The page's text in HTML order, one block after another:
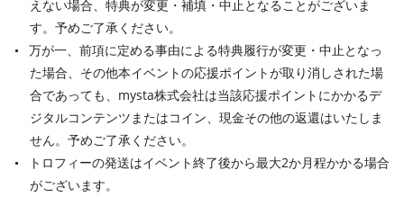
えない場合、特典が変更・補填・中止となることがございま
す。予めご了承ください。
万が一、前項に定める事由による特典履行が変更・中止となっ
た場合、その他本イベントの応援ポイントが取り消しされた場
合であっても、mysta株式会社は当該応援ポイントにかかるデ
ジタルコンテンツまたはコイン、現金その他の返還はいたしま
せん。予めご了承ください。
トロフィーの発送はイベント終了後から最大2か月程かかる場合
がございます。